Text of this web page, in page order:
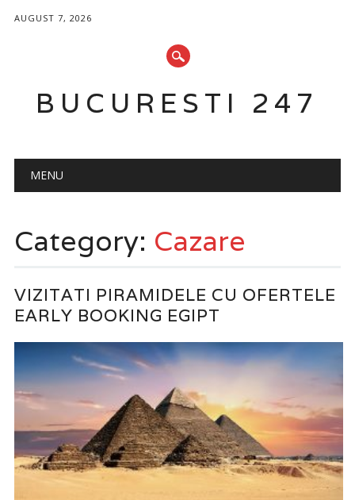
AUGUST 7, 2026
BUCURESTI 247
Main menu
MENU
Category: Cazare
VIZITATI PIRAMIDELE CU OFERTELE
EARLY BOOKING EGIPT